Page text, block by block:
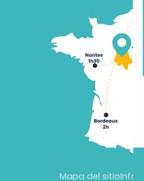
Mapa del sitio